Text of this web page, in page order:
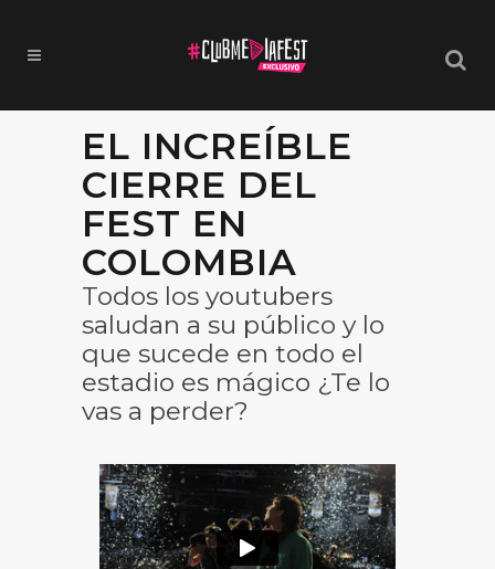
EL INCREÍBLE
CIERRE DEL
FEST EN
COLOMBIA
Todos los youtubers
saludan a su público y lo
que sucede en todo el
estadio es mágico ¿Te lo
vas a perder?